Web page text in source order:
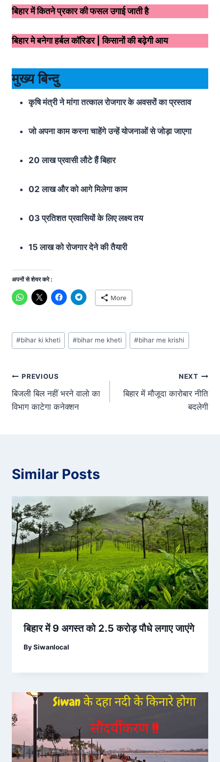
बिहार में कितने प्रकार की फसल उगाई जाती है
बिहार मे बनेगा हर्बल कॉरिडर | किसानों की बढ़ेगी आय
मुख्य बिन्दु
कृषि मंत्री ने मांगा तत्काल रोजगार के अवसरों का प्रस्ताव
जो अपना काम करना चाहेंगे उन्हें योजनाओं से जोड़ा जाएगा
20 लाख प्रवासी लौटे हैं बिहार
02 लाख और को आगे मिलेगा काम
03 प्रतिशत प्रवासियों के लिए लक्ष्य तय
15 लाख को रोजगार देने की तैयारी
अपनों से शेयर करे :
More
Post
Tags:
#bihar ki kheti #bihar me kheti #bihar me krishi
Post
navigation
PREVIOUS
बिजली बिल नहीं भरने वालो का
विभाग काटेगा कनेक्शन
NEXT
बिहार में मौजूदा कारोबार नीति
बदलेगी
Similar Posts
बिहार में 9 अगस्त को 2.5 करोड़ पौधे लगाए जाएंगे
BySiwanlocal